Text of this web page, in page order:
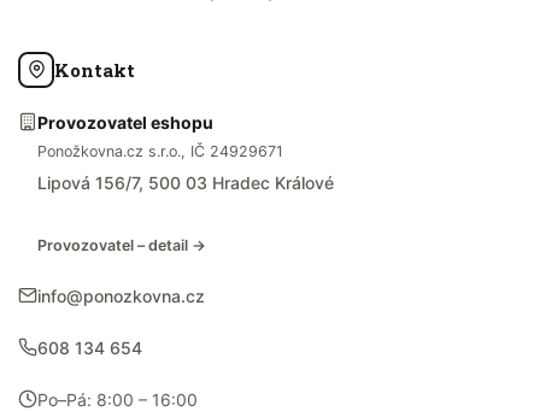
Kontakt
Provozovatel eshopu
Ponožkovna.cz s.r.o., IČ 24929671
Lipová 156/7, 500 03 Hradec Králové
Provozovatel – detail →
info@ponozkovna.cz
608 134 654
Po–Pá: 8:00 – 16:00